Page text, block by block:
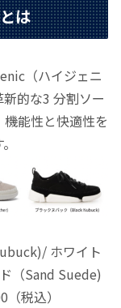
は
（ハイジェニ
的な3 分割ソー
能性と快適性を
ホワイト
（Sand Suede)
税込）